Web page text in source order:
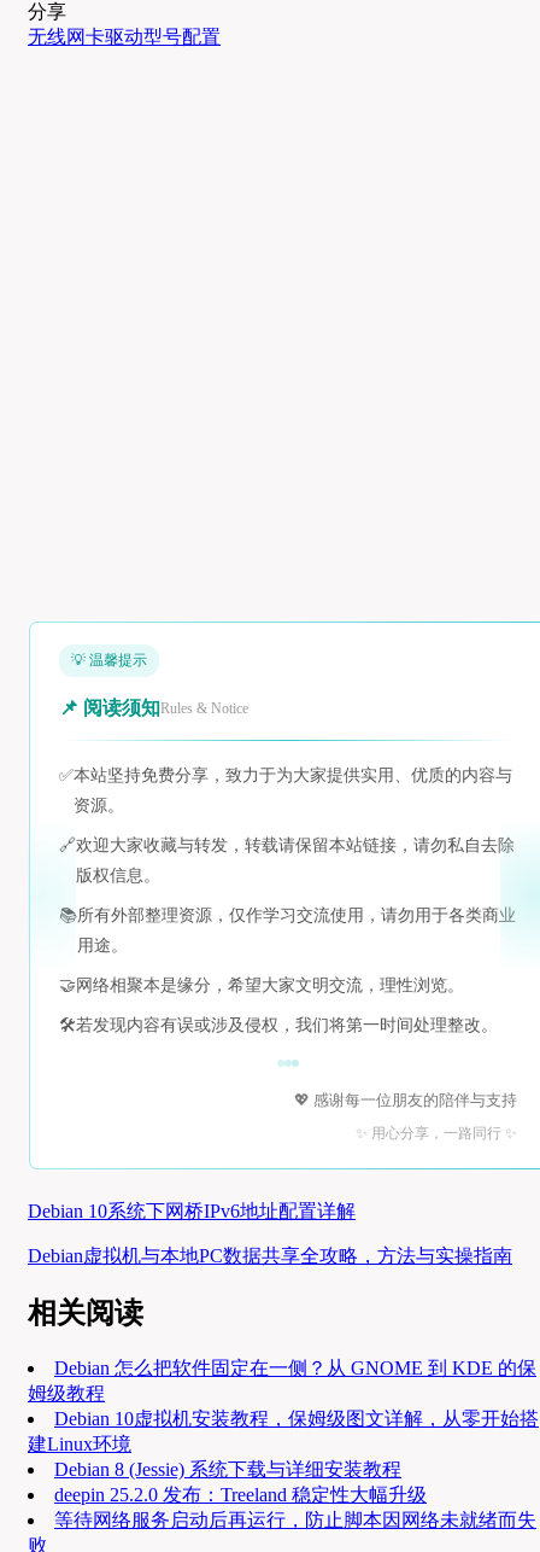
分享
无线网卡驱动型号配置
💡 温馨提示
📌 阅读须知Rules & Notice
✅本站坚持免费分享，致力于为大家提供实用、优质的内容与
资源。
🔗欢迎大家收藏与转发，转载请保留本站链接，请勿私自去除
版权信息。
📚所有外部整理资源，仅作学习交流使用，请勿用于各类商业
用途。
🤝 网络相聚本是缘分，希望大家文明交流，理性浏览。
🛠️若发现内容有误或涉及侵权，我们将第一时间处理整改。
💖 感谢每一位朋友的陪伴与支持
✨ 用心分享，一路同行 ✨
Debian 10系统下网桥IPv6地址配置详解
Debian虚拟机与本地PC数据共享全攻略，方法与实操指南
相关阅读
Debian 怎么把软件固定在一侧？从 GNOME 到 KDE 的保
姆级教程
Debian 10虚拟机安装教程，保姆级图文详解，从零开始搭
建Linux环境
Debian 8 (Jessie) 系统下载与详细安装教程
deepin 25.2.0 发布：Treeland 稳定性大幅升级
等待网络服务启动后再运行，防止脚本因网络未就绪而失
败